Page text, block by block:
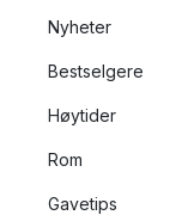
Nyheter
Bestselgere
Høytider
Rom
Gavetips